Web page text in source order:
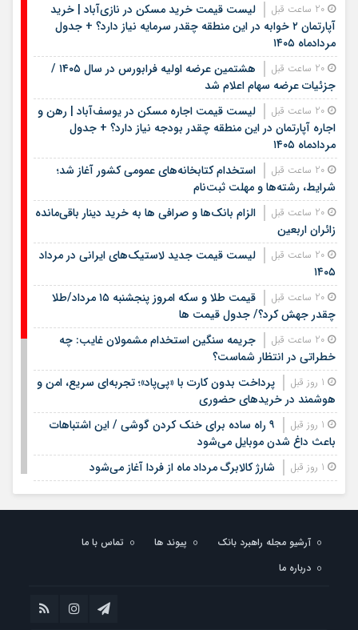
لیست قیمت خرید مسکن در نازی‌آباد | خرید
آپارتمان ۲ خوابه در این منطقه چقدر سرمایه نیاز دارد؟ + جدول
مردادماه ۱۴۰۵
هشتمین عرضه اولیه فرابورس در سال ۱۴۰۵ /
جزئیات عرضه سهام اعلام شد
لیست قیمت اجاره مسکن در یوسف‌آباد | رهن و
اجاره آپارتمان در این منطقه چقدر بودجه نیاز دارد؟ + جدول
مردادماه ۱۴۰۵
استخدام کتابخانه‌های عمومی کشور آغاز شد؛
شرایط، رشته‌ها و مهلت ثبت‌نام
الزام بانک‌ها و صرافی ها به خرید دینار باقی‌مانده
زائران اربعین
لیست قیمت جدید لاستیک‌های ایرانی در مرداد
۱۴۰۵
قیمت طلا و سکه امروز پنجشنبه ۱۵ مرداد/طلا
چقدر جهش کرد؟/ جدول قیمت ها
جریمه سنگین استخدام مشمولان غایب: چه
خطراتی در انتظار شماست؟
پرداخت بدون کارت با «پی‌پاد»؛ تجربه‌ای سریع، امن و
هوشمند در خریدهای حضوری
۹ راه ساده برای خنک کردن گوشی / این اشتباهات
باعث داغ شدن موبایل می‌شود
شارژ کالابرگ مرداد ماه از فردا آغاز می‌شود
1 روز قبل
لیست قیمت اجاره مسکن در شهرک غرب |
اجاره‌نشینی در این منطقه چقدر هزینه دارد؟ + جدول مردادماه
لیست قیمت خرید مسکن در تهرانسر/ قیمت خرید
هر متر آپارتمان در این منطقه چقدر است؟ + جدول
آرشیو مجله راهبرد بانک پیوند ها
تماس با ما
درباره ما